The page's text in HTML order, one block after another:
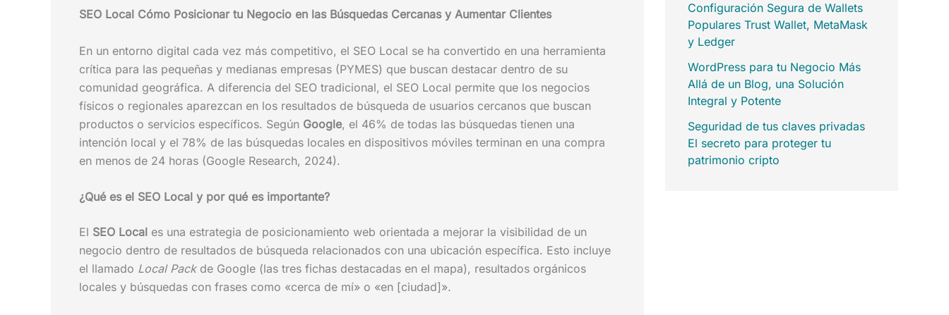
SEO Local Cómo Posicionar tu Negocio en las Búsquedas Cercanas y Aumentar Clientes
En un entorno digital cada vez más competitivo, el SEO Local se ha convertido en una herramienta
crítica para las pequeñas y medianas empresas (PYMES) que buscan destacar dentro de su
comunidad geográfica. A diferencia del SEO tradicional, el SEO Local permite que los negocios
físicos o regionales aparezcan en los resultados de búsqueda de usuarios cercanos que buscan
productos o servicios específicos. Según Google, el 46% de todas las búsquedas tienen una
intención local y el 78% de las búsquedas locales en dispositivos móviles terminan en una compra
en menos de 24 horas (Google Research, 2024).
¿Qué es el SEO Local y por qué es importante?
El SEO Local es una estrategia de posicionamiento web orientada a mejorar la visibilidad de un
negocio dentro de resultados de búsqueda relacionados con una ubicación específica. Esto incluye
el llamado Local Packde Google (las tres fichas destacadas en el mapa), resultados orgánicos
locales y búsquedas con frases como «cerca de mí» o «en [ciudad]».
Configuración Segura de Wallets
Populares Trust Wallet, MetaMask
y Ledger
WordPress para tu Negocio Más
Allá de un Blog, una Solución
Integral y Potente
Seguridad de tus claves privadas
El secreto para proteger tu
patrimonio cripto